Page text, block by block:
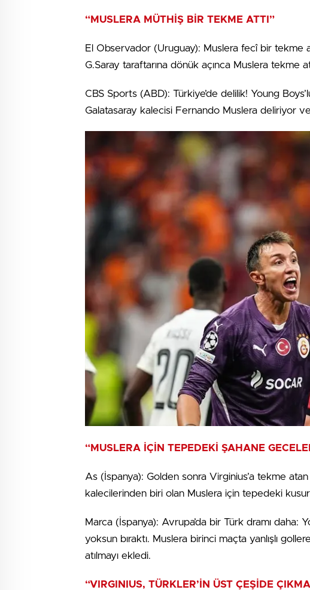
“MUSLERA MÜTHİŞ BİR TEKME ATTI”
El Observador (Uruguay): Muslera fecî bir tekme
G.Saray taraftarına dönük açınca Muslera tekme
CBS Sports (ABD): Türkiye’de delilik! Young
Galatasaray kalecisi Fernando Muslera deliriyor ve
“MUSLERA İÇİN TEPEDEKİ ŞAHANE
As (İspanya): Golden sonra Virginius’a tekme
kalecilerinden biri olan Muslera için tepedeki
Marca (İspanya): Avrupa’da bir Türk dramı daha:
yoksun bıraktı. Muslera birinci maçta yanlışlı
atılmayı ekledi.
“VIRGINIUS, TÜRKLER’İN ÜST ÇEŞİDE